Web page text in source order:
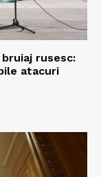
rusesc:
atacuri